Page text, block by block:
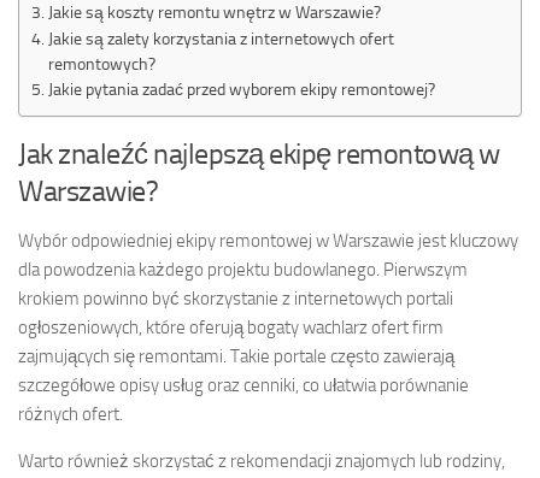
Jakie są koszty remontu wnętrz w Warszawie?
Jakie są zalety korzystania z internetowych ofert
remontowych?
Jakie pytania zadać przed wyborem ekipy remontowej?
Jak znaleźć najlepszą ekipę remontową w
Warszawie?
Wybór odpowiedniej ekipy remontowej w Warszawie jest kluczowy
dla powodzenia każdego projektu budowlanego. Pierwszym
krokiem powinno być skorzystanie z internetowych portali
ogłoszeniowych, które oferują bogaty wachlarz ofert firm
zajmujących się remontami. Takie portale często zawierają
szczegółowe opisy usług oraz cenniki, co ułatwia porównanie
różnych ofert.
Warto również skorzystać z rekomendacji znajomych lub rodziny,